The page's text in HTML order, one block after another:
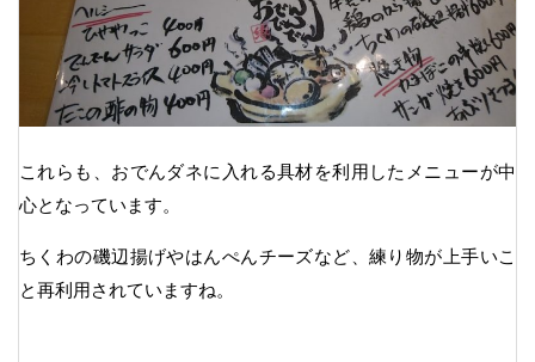
これらも、おでんダネに入れる具材を利用したメニューが中
心となっています。
ちくわの磯辺揚げやはんぺんチーズなど、練り物が上手いこ
と再利用されていますね。